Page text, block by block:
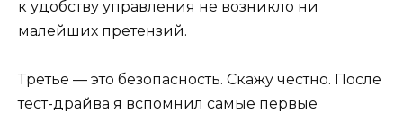
к удобству управления не возникло ни
малейших претензий.
Третье — это безопасность. Скажу честно. После
тест-драйва я вспомнил самые первые